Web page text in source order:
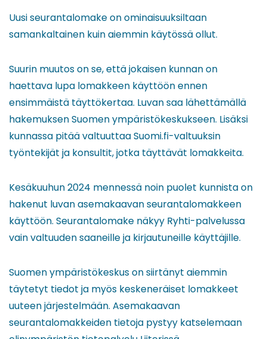
Uusi seurantalomake on ominaisuuksiltaan
samankaltainen kuin aiemmin käytössä ollut.
Suurin muutos on se, että jokaisen kunnan on
haettava lupa lomakkeen käyttöön ennen
ensimmäistä täyttökertaa. Luvan saa lähettämällä
hakemuksen Suomen ympäristökeskukseen. Lisäksi
kunnassa pitää valtuuttaa Suomi.fi-valtuuksin
työntekijät ja konsultit, jotka täyttävät lomakkeita.
Kesäkuuhun 2024 mennessä noin puolet kunnista on
hakenut luvan asemakaavan seurantalomakkeen
käyttöön. Seurantalomake näkyy Ryhti-palvelussa
vain valtuuden saaneille ja kirjautuneille käyttäjille.
Suomen ympäristökeskus on siirtänyt aiemmin
täytetyt tiedot ja myös keskeneräiset lomakkeet
uuteen järjestelmään. Asemakaavan
seurantalomakkeiden tietoja pystyy katselemaan